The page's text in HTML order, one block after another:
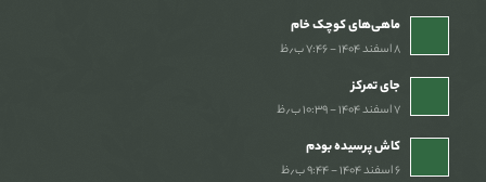
ماهی‌های کوچک خام
۸ اسفند ۱۴۰۴ - ۷:۴۶ ب٫ظ
جای تمرکز
۷ اسفند ۱۴۰۴ - ۱۰:۳۹ ب٫ظ
کاش پرسیده بودم
۶ اسفند ۱۴۰۴ - ۹:۴۴ ب٫ظ